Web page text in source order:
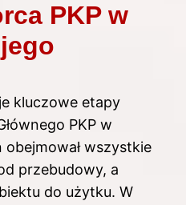
PKP w
kluczowe etapy
PKP w
obejmował wszystkie
przebudowy, a
do użytku. W